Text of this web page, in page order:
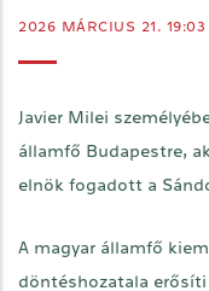
2026 MÁRCIUS 21. 19:03
Javier Milei
államfő Budapestre,
elnök fogadott a
A magyar államfő
döntéshozatala